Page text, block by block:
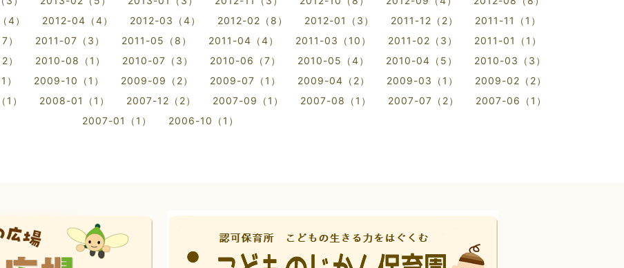
4） 2012-04（4） 2012-03（4） 2012-02（8） 2012-01（3） 2011-12（2）
2011-11（1）
） 2011-07（3） 2011-05（8） 2011-04（4） 2011-03（10） 2011-02（3）
2011-01（1）
） 2010-08（1） 2010-07（3） 2010-06（7） 2010-05（4） 2010-04（5）
2010-03（3）
2009-10（1） 2009-09（2） 2009-07（1） 2009-04（2） 2009-03（1）
2009-02（2）
） 2008-01（1） 2007-12（2） 2007-09（1） 2007-08（1） 2007-07（2）
2007-06（1）
2007-01（1）
2006-10（1）